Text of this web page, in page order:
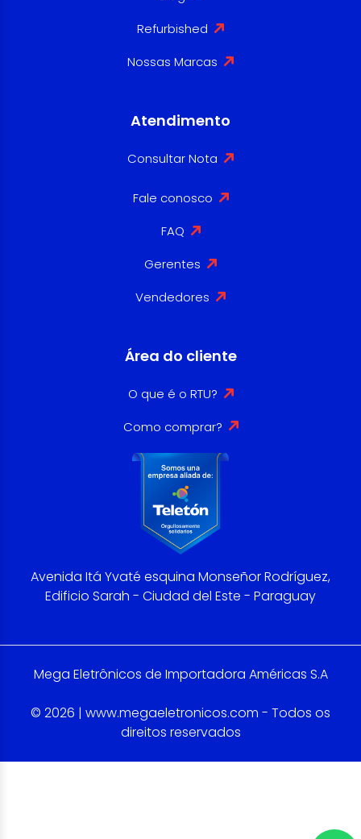
Refurbished
Nossas Marcas
Atendimento
Consultar Nota
Fale conosco
FAQ
Gerentes
Vendedores
Área do cliente
O que é o RTU?
Como comprar?
Avenida Itá Yvaté esquina Monseñor Rodríguez,
Edificio Sarah - Ciudad del Este - Paraguay
Mega Eletrônicos de Importadora Américas S.A
© 2026 | www.megaeletronicos.com - Todos os
direitos reservados